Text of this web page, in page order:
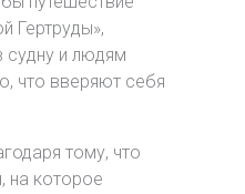
Гертруды»,
судну и людям
что вверяют себя
тому, что
на которое